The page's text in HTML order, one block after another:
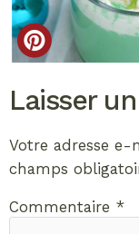
Laisser
Votre adresse e-
champs
Commentaire *